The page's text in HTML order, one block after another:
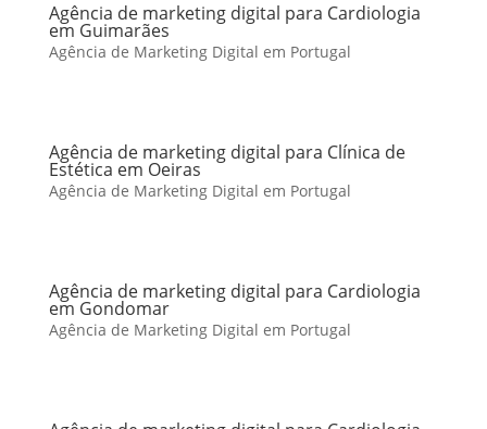
Agência de marketing digital para Cardiologia
em Guimarães
Agência de Marketing Digital em Portugal
Agência de marketing digital para Clínica de
Estética em Oeiras
Agência de Marketing Digital em Portugal
Agência de marketing digital para Cardiologia
em Gondomar
Agência de Marketing Digital em Portugal